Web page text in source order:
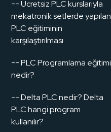
-- Ücretsiz PLC kurslarıyla
mekatronik setlerde yapılan
PLC eğitiminin
karşılaştırılması
-- PLC Programlama eğitimi
nedir?
-- Delta PLC nedir? Delta
PLC hangi program
kullanılır?